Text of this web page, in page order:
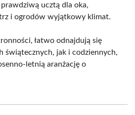
ucztą dla oka,
i ogrodów wyjątkowy klimat.
łatwo odnajdują się
świątecznych, jak i codziennych,
letnią aranżację o